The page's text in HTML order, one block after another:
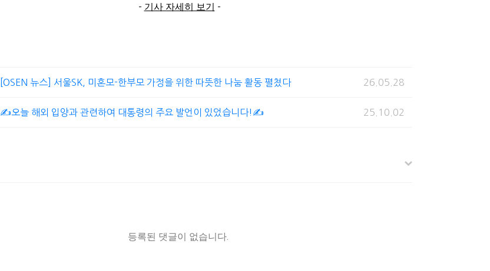
- 기사 자세히 보기 -
[OSEN 뉴스] 서울SK, 미혼모-한부모 가정을 위한 따뜻한 나눔 활동 펼쳤다 26.05.28
✍️오늘 해외 입양과 관련하여 대통령의 주요 발언이 있었습니다!✍️ 25.10.02
등록된 댓글이 없습니다.